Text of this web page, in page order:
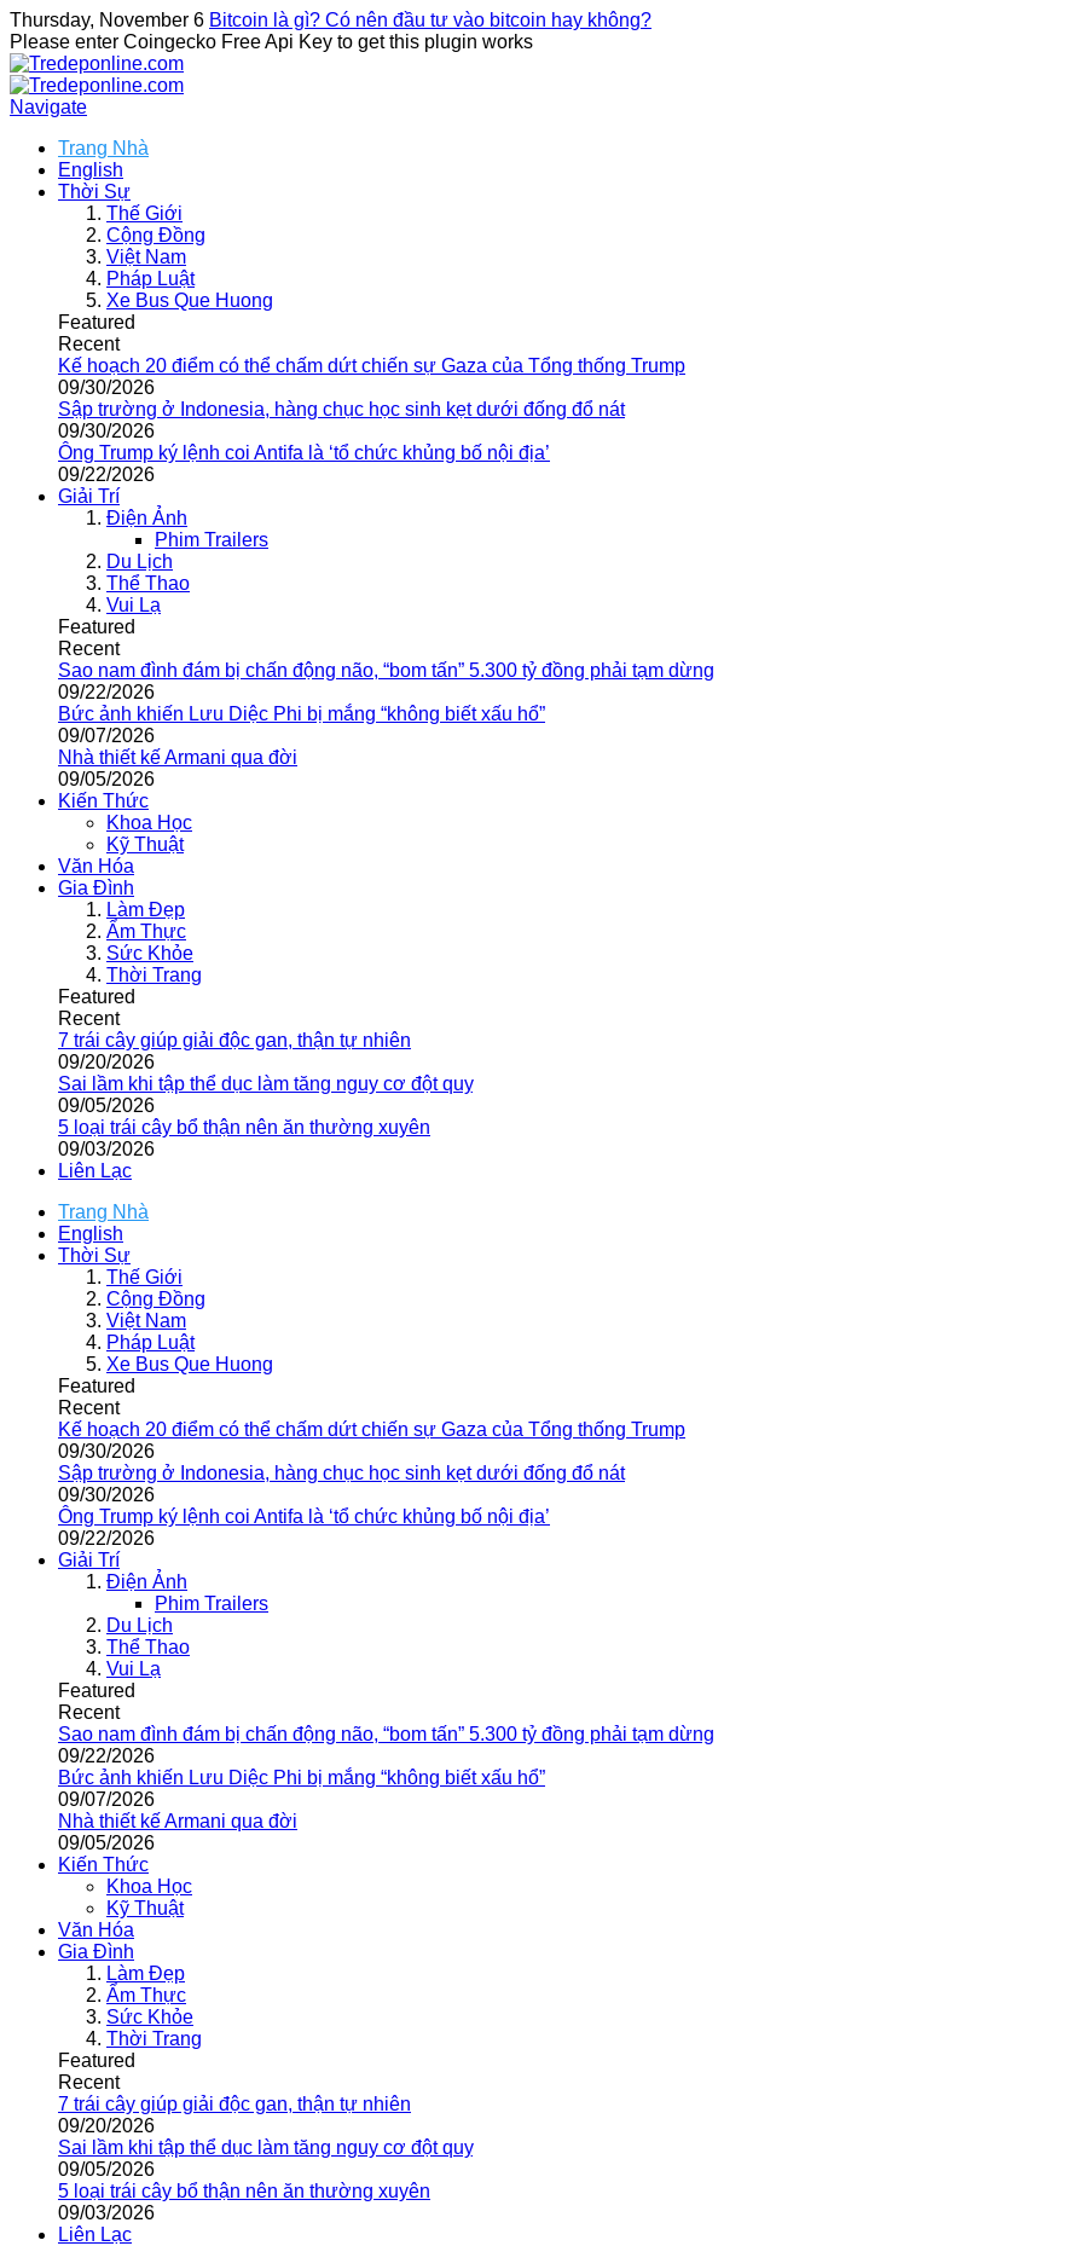
Thursday, November 6 Bitcoin là gì? Có nên đầu tư vào bitcoin hay không?
Please enter Coingecko Free Api Key to get this plugin works
Navigate
Trang Nhà
English
Thời Sự
Thế Giới
Cộng Đồng
Việt Nam
Pháp Luật
Xe Bus Que Huong
Featured
Recent
Kế hoạch 20 điểm có thể chấm dứt chiến sự Gaza của Tổng thống Trump
09/30/2026
Sập trường ở Indonesia, hàng chục học sinh kẹt dưới đống đổ nát
09/30/2026
Ông Trump ký lệnh coi Antifa là ‘tổ chức khủng bố nội địa’
09/22/2026
Giải Trí
Điện Ảnh
Phim Trailers
Du Lịch
Thể Thao
Vui Lạ
Featured
Recent
Sao nam đình đám bị chấn động não, “bom tấn” 5.300 tỷ đồng phải tạm dừng
09/22/2026
Bức ảnh khiến Lưu Diệc Phi bị mắng “không biết xấu hổ”
09/07/2026
Nhà thiết kế Armani qua đời
09/05/2026
Kiến Thức
Khoa Học
Kỹ Thuật
Văn Hóa
Gia Đình
Làm Đẹp
Ẩm Thực
Sức Khỏe
Thời Trang
Featured
Recent
7 trái cây giúp giải độc gan, thận tự nhiên
09/20/2026
Sai lầm khi tập thể dục làm tăng nguy cơ đột quỵ
09/05/2026
5 loại trái cây bổ thận nên ăn thường xuyên
09/03/2026
Liên Lạc
Trang Nhà
English
Thời Sự
Thế Giới
Cộng Đồng
Việt Nam
Pháp Luật
Xe Bus Que Huong
Featured
Recent
Kế hoạch 20 điểm có thể chấm dứt chiến sự Gaza của Tổng thống Trump
09/30/2026
Sập trường ở Indonesia, hàng chục học sinh kẹt dưới đống đổ nát
09/30/2026
Ông Trump ký lệnh coi Antifa là ‘tổ chức khủng bố nội địa’
09/22/2026
Giải Trí
Điện Ảnh
Phim Trailers
Du Lịch
Thể Thao
Vui Lạ
Featured
Recent
Sao nam đình đám bị chấn động não, “bom tấn” 5.300 tỷ đồng phải tạm dừng
09/22/2026
Bức ảnh khiến Lưu Diệc Phi bị mắng “không biết xấu hổ”
09/07/2026
Nhà thiết kế Armani qua đời
09/05/2026
Kiến Thức
Khoa Học
Kỹ Thuật
Văn Hóa
Gia Đình
Làm Đẹp
Ẩm Thực
Sức Khỏe
Thời Trang
Featured
Recent
7 trái cây giúp giải độc gan, thận tự nhiên
09/20/2026
Sai lầm khi tập thể dục làm tăng nguy cơ đột quỵ
09/05/2026
5 loại trái cây bổ thận nên ăn thường xuyên
09/03/2026
Liên Lạc